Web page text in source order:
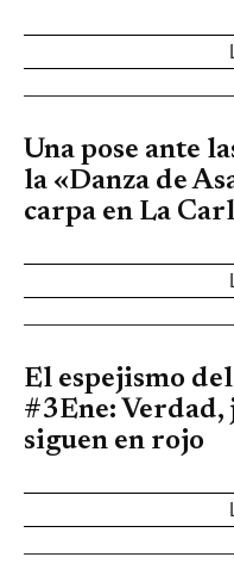
Una pose ante
la «Danza de
carpa en La
El espejismo
#3Ene: Verdad,
siguen en rojo